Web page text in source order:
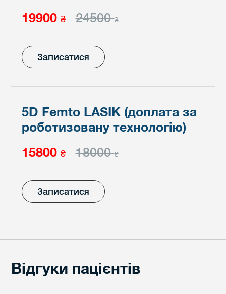
19900 ₴ 24500₴
Записатися
5D Femto LASIK (доплата за
роботизовану технологію)
15800 ₴ 18000₴
Записатися
Відгуки пацієнтів